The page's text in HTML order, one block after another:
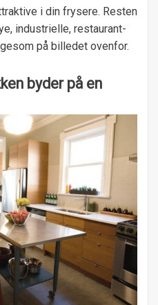
i din frysere. Resten
industrielle, restaurant-
på billedet ovenfor.
byder på en